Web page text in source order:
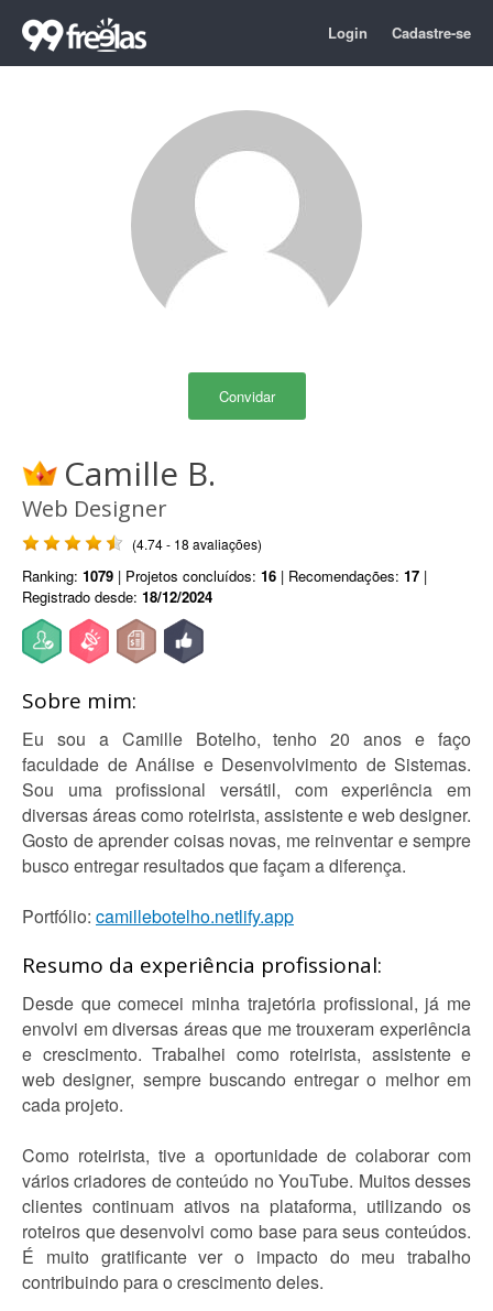
Login Cadastre-se
Convidar
Camille B.
Web Designer
(4.74 - 18 avaliações)
Ranking: 1079 | Projetos concluídos: 16 | Recomendações: 17 |
Registrado desde: 18/12/2024
Sobre mim:
Eu sou a Camille Botelho, tenho 20 anos e faço
faculdade de Análise e Desenvolvimento de Sistemas.
Sou uma profissional versátil, com experiência em
diversas áreas como roteirista, assistente e web designer.
Gosto de aprender coisas novas, me reinventar e sempre
busco entregar resultados que façam a diferença.
Portfólio: camillebotelho.netlify.app
Resumo da experiência profissional:
Desde que comecei minha trajetória profissional, já me
envolvi em diversas áreas que me trouxeram experiência
e crescimento. Trabalhei como roteirista, assistente e
web designer, sempre buscando entregar o melhor em
cada projeto.
Como roteirista, tive a oportunidade de colaborar com
vários criadores de conteúdo no YouTube. Muitos desses
clientes continuam ativos na plataforma, utilizando os
roteiros que desenvolvi como base para seus conteúdos.
É muito gratificante ver o impacto do meu trabalho
contribuindo para o crescimento deles.